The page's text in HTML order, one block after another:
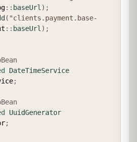
:: baseUrl) ;
( "clients.payment.base-
:: baseUrl) ;
DateTimeService
;
UuidGenerator
;